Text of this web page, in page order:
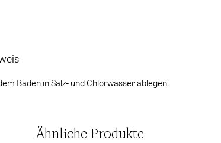
Baden in Salz- und Chlorwasser ablegen.
Ähnliche Produkte